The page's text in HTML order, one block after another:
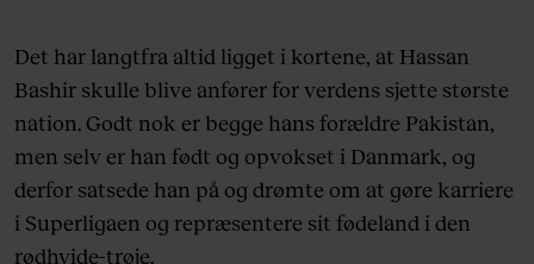
Det har langtfra altid ligget i kortene, at Hassan
Bashir skulle blive anfører for verdens sjette største
nation. Godt nok er begge hans forældre Pakistan,
men selv er han født og opvokset i Danmark, og
derfor satsede han på og drømte om at gøre karriere
i Superligaen og repræsentere sit fødeland i den
rødhvide-trøje.